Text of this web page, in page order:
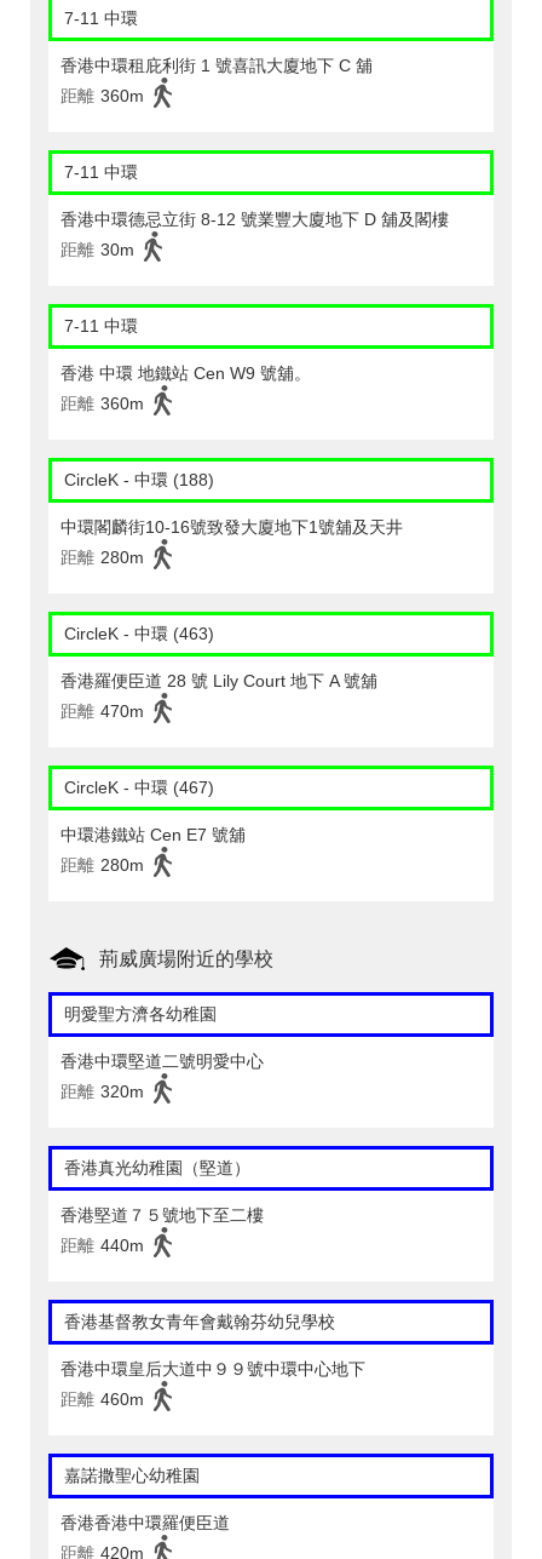
7-11 中環
香港中環租庇利街 1 號喜訊大廈地下 C 舖
距離 360m
7-11 中環
香港中環德忌立街 8-12 號業豐大廈地下 D 舖及閣樓
距離 30m
7-11 中環
香港 中環 地鐵站 Cen W9 號舖。
距離 360m
CircleK - 中環 (188)
中環閣麟街10-16號致發大廈地下1號舖及天井
距離 280m
CircleK - 中環 (463)
香港羅便臣道 28 號 Lily Court 地下 A 號舖
距離 470m
CircleK - 中環 (467)
中環港鐵站 Cen E7 號舖
距離 280m
荊威廣場附近的學校
明愛聖方濟各幼稚園
香港中環堅道二號明愛中心
距離 320m
香港真光幼稚園（堅道）
香港堅道７５號地下至二樓
距離 440m
香港基督教女青年會戴翰芬幼兒學校
香港中環皇后大道中９９號中環中心地下
距離 460m
嘉諾撒聖心幼稚園
香港香港中環羅便臣道
距離 420m